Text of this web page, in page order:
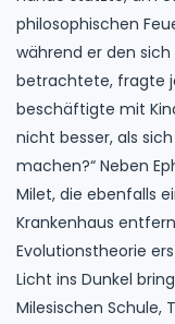
philosophischen
während er den sich
betrachtete, fragte
beschäftigte mit
nicht besser, als
machen?“ Neben
Milet, die ebenfalls
Krankenhaus
Evolutionstheorie
Licht ins Dunkel
Milesischen Schule,